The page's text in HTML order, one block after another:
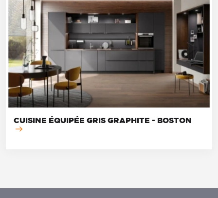
CUISINE ÉQUIPÉE GRIS GRAPHITE - BOSTON